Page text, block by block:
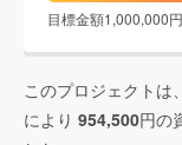
目標金額1,000,000円
このプロジェクトは、
により 954,500円の